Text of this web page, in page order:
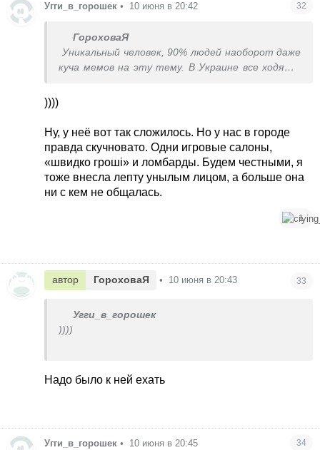
Угги_в_горошек • 10 июня в 20:42 32
ГороховаЯ
Уникальный человек, 90% людей наоборот даже
куча мемов на эту тему. В Украине все ходят с
Доминиканы, Багамы.
Пол мира это мы с Украины обьездили
))))
Ну, у неё вот так сложилось. Но у нас в городе
правда скучновато. Одни игровые салоны,
«швидко гроші» и ломбарды. Будем честными, я
тоже внесла лепту унылым лицом, а больше она
ни с кем не общалась.
1
автор ГороховаЯ • 10 июня в 20:43 33
Угги_в_горошек
))))
правда скучновато. Одни игровые салоны,
Надо было к ней ехать
Угги_в_горошек • 10 июня в 20:45 34